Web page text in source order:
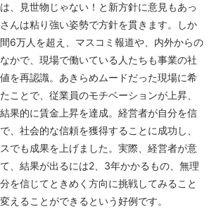
、見世物じゃない！と新方針に意見もあっ
んは粘り強い姿勢で方針を貫きます。しか
6万人を超え、マスコミ報道や、内外からの
かで、現場で働いている人たちも事業の社
を再認識。あきらめムードだった現場に希
ことで、従業員のモチベーションが上昇、
果的に賃金上昇を達成。経営者が自分を信
、社会的な信頼を獲得することに成功し、
でも成果を上げました。実際、経営者が意
、結果が出るには2、3年かかるもの、無理
を信じてときめく方向に挑戦してみること
えることができるという好例です。